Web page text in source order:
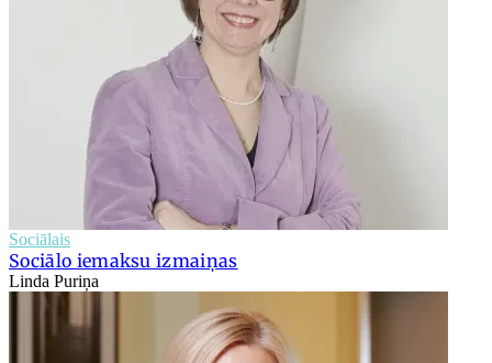
Sociālais
Sociālo iemaksu izmaiņas
Linda Puriņa